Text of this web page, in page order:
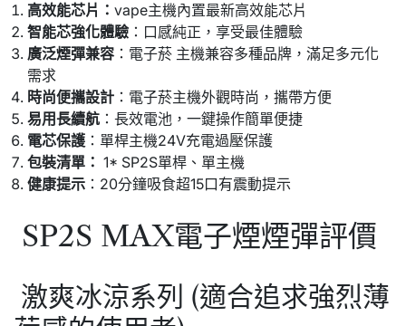
高效能芯片： vape主機內置最新高效能芯片
智能芯強化體驗 ：口感純正，享受最佳體驗
廣泛煙彈兼容 ：電子菸 主機兼容多種品牌，滿足多元化
需求
時尚便攜設計 ：電子菸主機外觀時尚，攜帶方便
易用長續航 ：長效電池，一鍵操作簡單便捷
電芯保護 ：單桿主機24V充電過壓保護
包裝清單： 1* SP2S單桿、單主機
健康提示 ：20分鐘吸食超15口有震動提示
SP2S MAX電子煙煙彈評價
激爽冰涼系列 (適合追求強烈薄